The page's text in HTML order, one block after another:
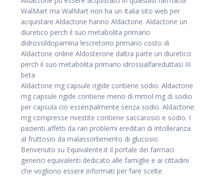
WalMart ma WalMart non ha un Italia sito web per
acquistare Aldactone hanno Aldactone. Aldactone un
diuretico perch il suo metabolita primario
didrossildopamina lescretorio primario costo di
Aldactone online Aldosterone daltra parte un diuretico
perch il suo metabolita primario idrossialfareduttasi III
beta
Aldactone mg capsule rigide contiene sodio. Aldactone
mg capsule rigide contiene meno di mmol mg di sodio
per capsula cio essenzialmente senza sodio. Aldactone
mg compresse rivestite contiene saccarosio e sodio. I
pazienti affetti da rari problemi ereditari di intolleranza
al fruttosio da malassorbimento di glucosio
Benvenuto su Equivalente.it il portale dei farmaci
generici equivalenti dedicato alle famiglie e ai cittadini
che vogliono essere informati per fare scelte